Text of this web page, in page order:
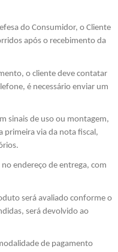
do Consumidor, o Cliente
após o recebimento da
o cliente deve contatar
é necessário enviar um
sinais de uso ou montagem,
primeira via da nota fiscal,
endereço de entrega, com
será avaliado conforme o
será devolvido ao
de pagamento